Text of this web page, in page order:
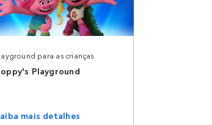
para as crianças
Playground
mais detalhes